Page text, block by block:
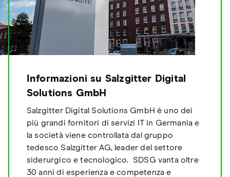
Informazioni su Salzgitter Digital
Solutions GmbH
Salzgitter Digital Solutions GmbH è uno dei
più grandi fornitori di servizi IT in Germania e
la società viene controllata dal gruppo
tedesco Salzgitter AG, leader del settore
siderurgico e tecnologico. SDSG vanta oltre
30 anni di esperienza e competenza e